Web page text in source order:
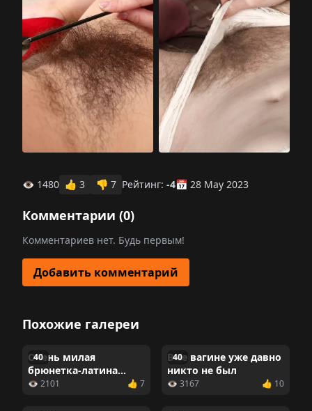
👁 1480 👍 3 👎 7 Рейтинг: -4📅 28 May 2023
Комментарии (0)
Комментариев нет. Будь первым!
Добавить комментарий
Похожие галереи
40
Очень милая
брюнетка-латина
показывает большую
👁 2101 👍 7
40
В ее вагине уже давно
никто не был
👁 3167 👍 10